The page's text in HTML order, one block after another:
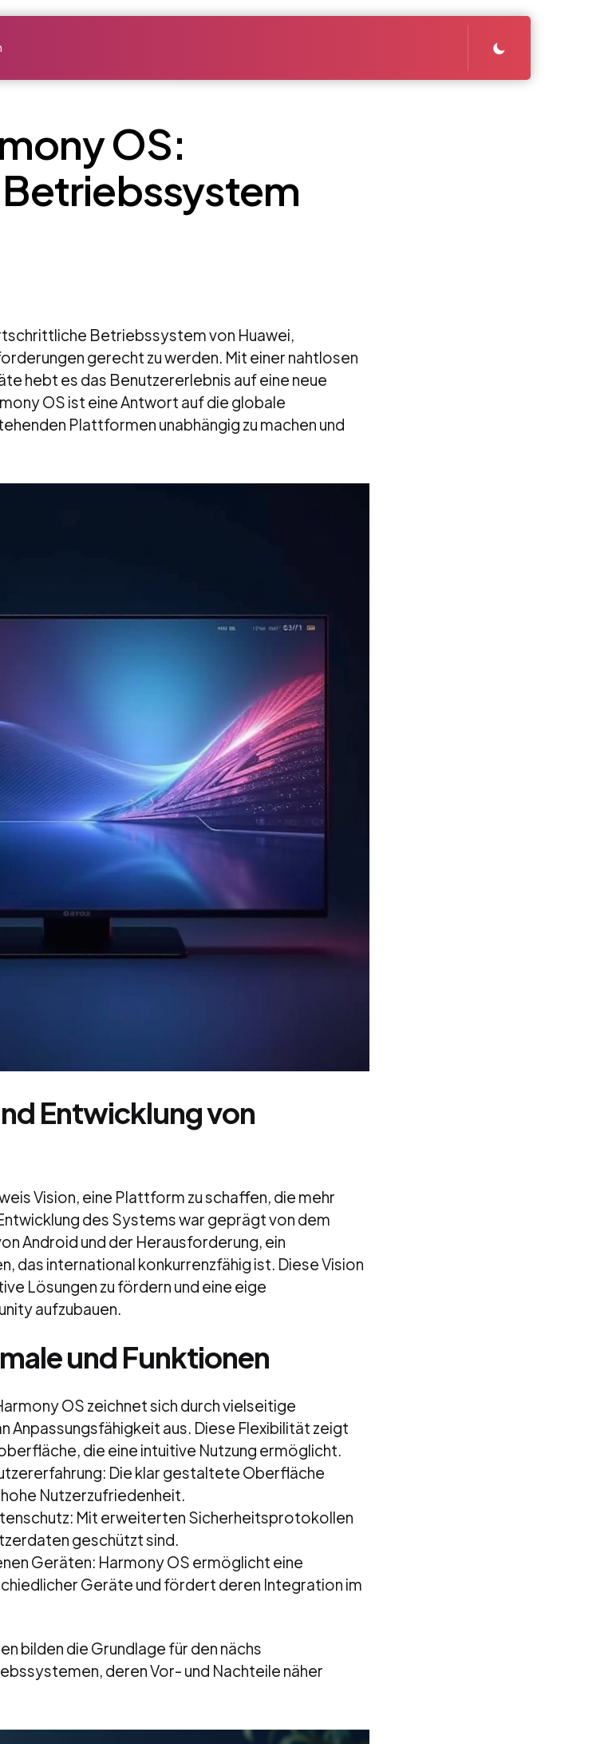
OS:
Betriebssystem von Huawei,
gerecht zu werden. Mit einer nahtlosen
hebt es das Benutzererlebnis auf eine neue
OS ist eine Antwort auf die globale
Plattformen unabhängig zu machen und
Entwicklung von
Vision, eine Plattform zu schaffen, die mehr
des Systems war geprägt von dem
Android und der Herausforderung, ein
das international konkurrenzfähig ist. Diese Vision
Lösungen zu fördern und eine eige
aufzubauen.
und Funktionen
OS zeichnet sich durch vielseitige
Anpassungsfähigkeit aus. Diese Flexibilität zeigt
die eine intuitive Nutzung ermöglicht.
Die klar gestaltete Oberfläche
Nutzerzufriedenheit.
Mit erweiterten Sicherheitsprotokollen
geschützt sind.
Geräten: Harmony OS ermöglicht eine
Geräte und fördert deren Integration im
bilden die Grundlage für den nächs
deren Vor- und Nachteile näher